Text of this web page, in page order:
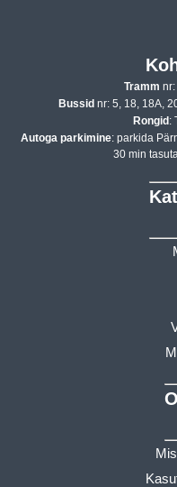
Tramm
Bussid nr: 5, 18, 18A,
Rongid :
Autoga parkimine: parkida
30 min